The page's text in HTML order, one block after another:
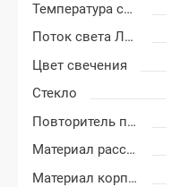
Температура света
Поток света Люменов
Цвет свечения
Стекло
Повторитель поворота
Материал рассеивателя
Материал корпуса